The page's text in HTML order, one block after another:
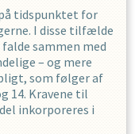
tidspunktet for
I disse tilfælde
sammen med
– og mere
som følger af
14. Kravene til
inkorporeres i